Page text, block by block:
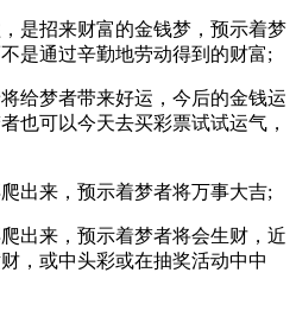
招来财富的金钱梦，预示着梦
是通过辛勤地劳动得到的财富;
梦者带来好运，今后的金钱运
也可以今天去买彩票试试运气，
来，预示着梦者将万事大吉;
来，预示着梦者将会生财，近
，或中头彩或在抽奖活动中中